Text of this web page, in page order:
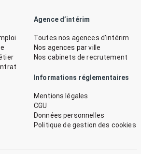
Agence d’intérim
Toutes nos agences d’intérim
Nos agences par ville
Nos cabinets de recrutement
Informations réglementaires
Mentions légales
CGU
Données personnelles
Politique de gestion des cookies